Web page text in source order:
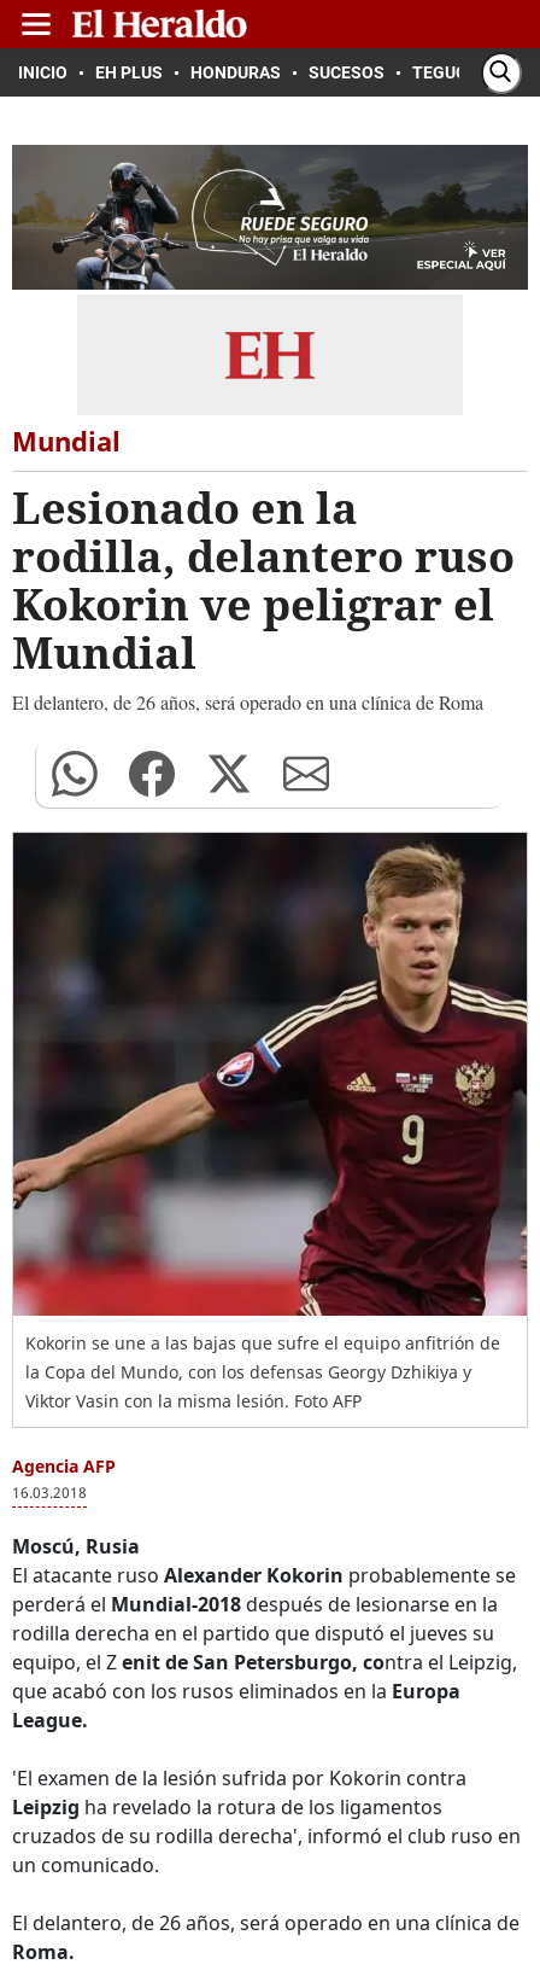
INICIO EH PLUS HONDURAS SUCESOS TEGUCIGALPA
Mundial
Lesionado en la
rodilla, delantero ruso
Kokorin ve peligrar el
Mundial
E l delantero, de 26 años, será operado en una clínica de Roma
Kokorin se une a las bajas que sufre el equipo anfitrión de
la Copa del Mundo, con los defensas Georgy Dzhikiya y
Viktor Vasin con la misma lesión. Foto AFP
Agencia AFP
16.03.2018
Moscú, Rusia
El atacante ruso Alexander Kokorin probablemente se
perderá el Mundial-2018después de lesionarse en la
rodilla derecha en el partido que disputó el jueves su
equipo, el Zenit de San Petersburgo, contra el Leipzig,
que acabó con los rusos eliminados en la Europa
League.
'El examen de la lesión sufrida por Kokorin contra
Leipzig ha revelado la rotura de los ligamentos
cruzados de su rodilla derecha', informó el club ruso en
un comunicado.
El delantero, de 26 años, será operado en una clínica de
Roma.